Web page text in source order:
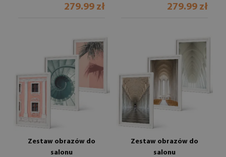
279.99 zł 279.99 zł
Zestaw obrazów do
salonu
Zestaw obrazów do
salonu